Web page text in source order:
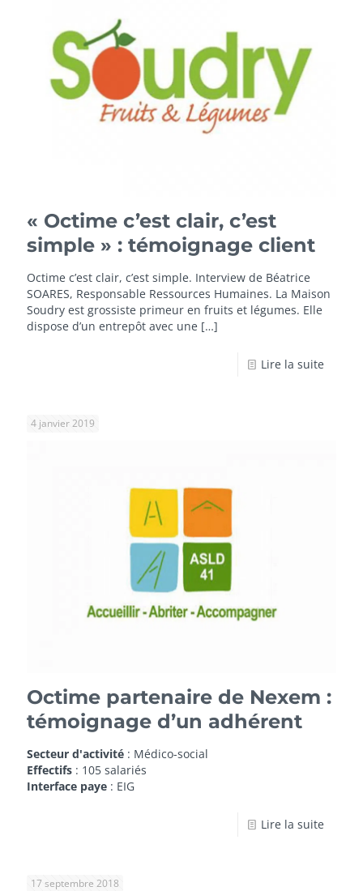
« Octime c’est clair, c’est
simple » : témoignage client
Octime c’est clair, c’est simple. Interview de Béatrice
SOARES, Responsable Ressources Humaines. La Maison
Soudry est grossiste primeur en fruits et légumes. Elle
dispose d’un entrepôt avec une […]
Lire la suite
4 janvier 2019
Octime partenaire de Nexem :
témoignage d’un adhérent
Secteur d'activité : Médico-social
Effectifs : 105 salariés
Interface paye : EIG
Lire la suite
17 septembre 2018